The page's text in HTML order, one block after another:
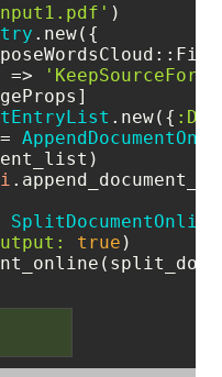
)
.new({
=>
.new({
true